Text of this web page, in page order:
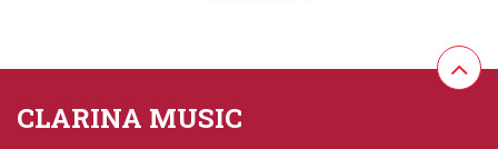
Velikost (rozměr): 23 x 30 cm
CLARINA MUSIC